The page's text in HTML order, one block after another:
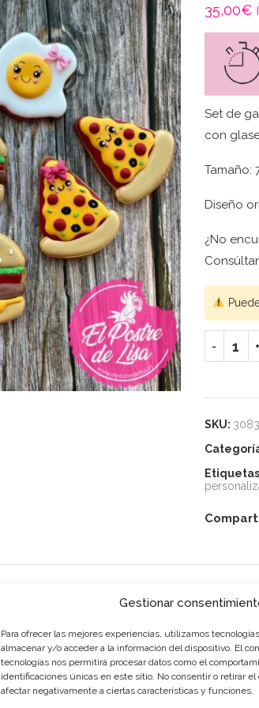
Gestionar
Para ofrecer las mejores experiencias, utilizamos
almacenar y/o acceder a la información del dispositivo. El
tecnologías nos permitirá procesar datos como el
identificaciones únicas en este sitio. No consentir o retirar
afectar negativamente a ciertas características y funciones.
35,00€
Set de
con
Tamaño:
Diseño
¿No
SKU: 3083